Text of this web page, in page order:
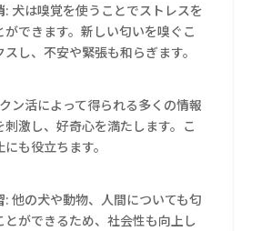
: 犬は嗅覚を使うことでストレスを
ができます。新しい匂いを嗅ぐこ
し、不安や緊張も和らぎます。
ン活によって得られる多くの情報
刺激し、好奇心を満たします。こ
も役立ちます。
: 他の犬や動物、人間についても匂
とができるため、社会性も向上し